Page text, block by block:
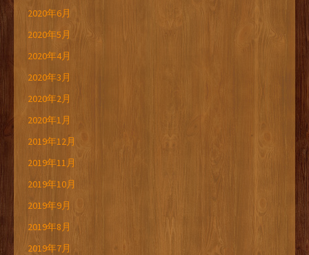
2020年6月
2020年5月
2020年4月
2020年3月
2020年2月
2020年1月
2019年12月
2019年11月
2019年10月
2019年9月
2019年8月
2019年7月